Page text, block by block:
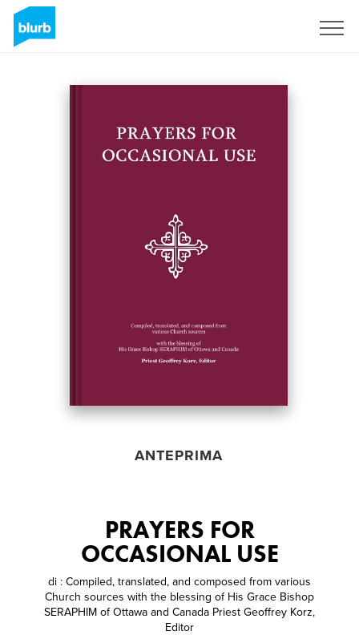
ANTEPRIMA
PRAYERS FOR
OCCASIONAL USE
di : Compiled, translated, and composed from various
Church sources with the blessing of His Grace Bishop
SERAPHIM of Ottawa and Canada Priest Geoffrey Korz,
Editor